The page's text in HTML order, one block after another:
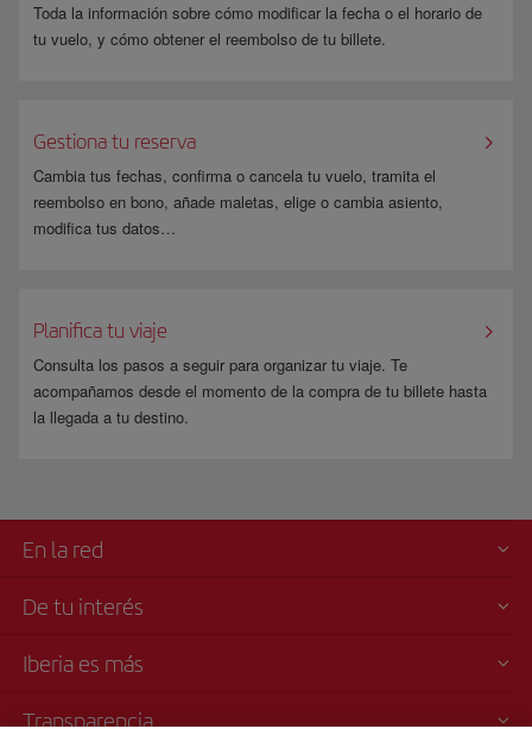
Toda la información sobre cómo modificar la fecha o el horario de
tu vuelo, y cómo obtener el reembolso de tu billete.
Gestiona tu reserva
Cambia tus fechas, confirma o cancela tu vuelo, tramita el
reembolso en bono, añade maletas, elige o cambia asiento,
modifica tus datos…
Planifica tu viaje
Consulta los pasos a seguir para organizar tu viaje. Te
acompañamos desde el momento de la compra de tu billete hasta
la llegada a tu destino.
En la red
De tu interés
Iberia es más
Transparencia